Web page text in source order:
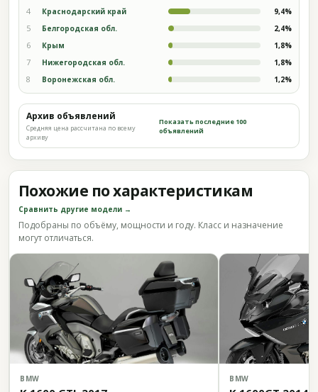
4 Краснодарский край 9,4%
5 Белгородская обл. 2,4%
6 Крым 1,8%
7 Нижегородская обл. 1,8%
8 Воронежская обл. 1,2%
Архив объявлений
Средняя цена рассчитана по всему
архиву
Показать последние 100
объявлений
Похожие по характеристикам
Сравнить другие модели →
Подобраны по объёму, мощности и году. Класс и назначение
могут отличаться.
BMW BMW